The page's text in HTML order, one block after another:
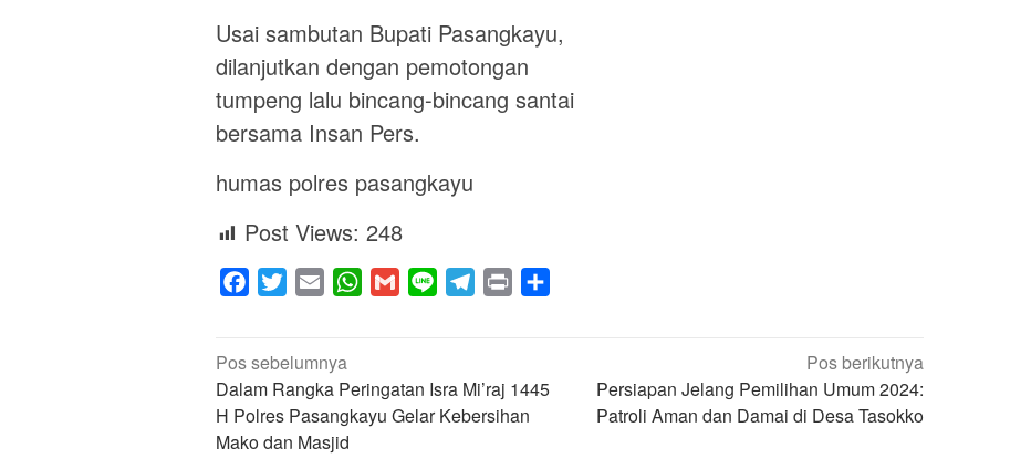
Usai sambutan Bupati Pasangkayu,
dilanjutkan dengan pemotongan
tumpeng lalu bincang-bincang santai
bersama Insan Pers.
humas polres pasangkayu
Post Views: 248
Facebook
Twitter Email WhatsApp
Gmail Line Telegram
Print
Navigasi
pos
Pos sebelumnya
Dalam Rangka Peringatan Isra Mi’raj 1445
H Polres Pasangkayu Gelar Kebersihan
Mako dan Masjid
Pos berikutnya
Persiapan Jelang Pemilihan Umum 2024:
Patroli Aman dan Damai di Desa Tasokko